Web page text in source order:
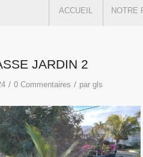
ACCUEIL NOTRE
JARDIN 2
/ 0 Commentaires / pargls